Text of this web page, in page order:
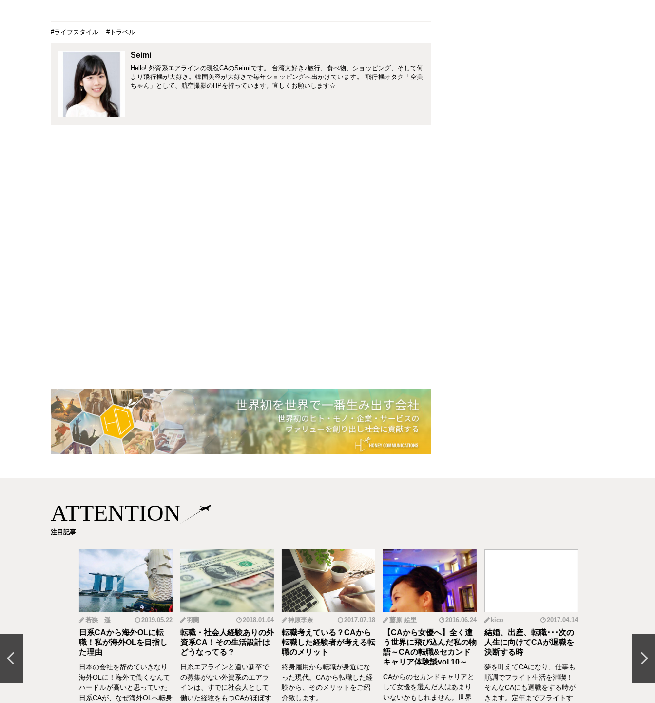
#ライフスタイル #トラベル
Seimi
Hello! 外資系エアラインの現役CAのSeimiです。 台湾大好き♪旅行、食べ物、ショッピング、そして何
より飛行機が大好き。韓国美容が大好きで毎年ショッピングへ出かけています。 飛行機オタク「空美
ちゃん」として、航空撮影のHPを持っています。宜しくお願いします☆
ATTENTION
注目記事
ら野菜ソムリエ
の転職＆セカン
ア体験談vol.13～
若狭 遥 2019.05.22
日系CAから海外OLに転
職！私が海外OLを目指し
た理由
日本の会社を辞めていきなり
海外OLに！海外で働くなんて
ハードルが高いと思っていた
日系CAが、なぜ海外OLへ転身
羽蘭 2018.01.04
転職・社会人経験ありの外
資系CA！その生活設計は
どうなってる？
日系エアラインと違い新卒で
の募集がない外資系のエアラ
インは、すでに社会人として
働いた経験をもつCAがほぼす
神原李奈 2017.07.18
転職考えている？CAから
転職した経験者が考える転
職のメリット
終身雇用から転職が身近にな
った現代。CAから転職した経
験から、そのメリットをご紹
介致します。
藤原 絵里 2016.06.24
【CAから女優へ】全く違
う世界に飛び込んだ私の物
語～CAの転職&セカンド
キャリア体験談vol.10～
CAからのセカンドキャリアと
して女優を選んだ人はあまり
いないかもしれません。世界
kico 2017.04.14
結婚、出産、転職･･･次の
人生に向けてCAが退職を
決断する時
夢を叶えてCAになり、仕事も
順調でフライト生活を満喫！
そんなCAにも退職をする時が
きます。定年までフライトす
元CAの育児論！離
間を持ちたいをCA